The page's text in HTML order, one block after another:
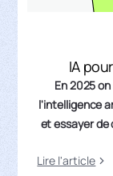
IA
En 2025
l'intelligence
et essayer
Lire l'article